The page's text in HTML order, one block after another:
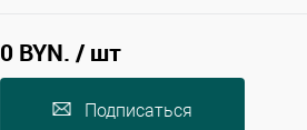
0 BYN. / шт
Подписаться